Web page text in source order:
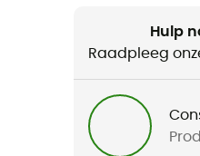
Pt Beach Classics
Gerecycleerd
Hulp
Raadpleeg